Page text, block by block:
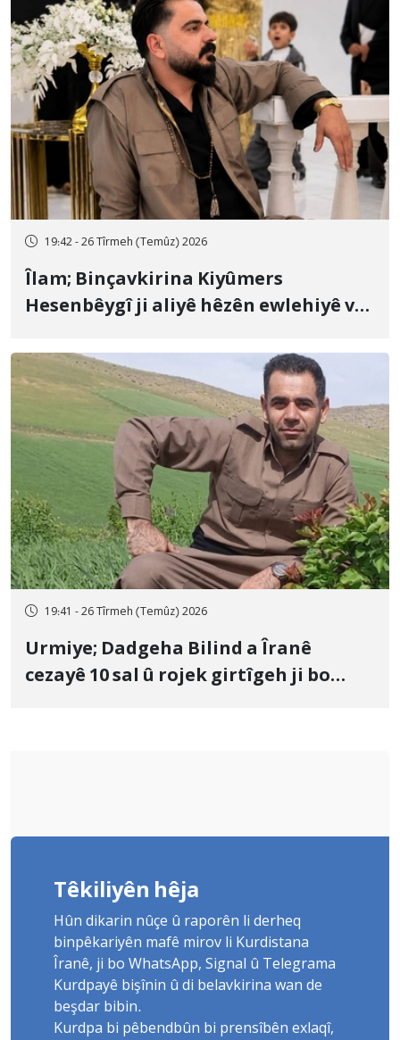
19:42 - 26 Tîrmeh (Temûz) 2026
Îlam; Binçavkirina Kiyûmers
Hesenbêygî ji aliyê hêzên ewlehiyê ve
19:41 - 26 Tîrmeh (Temûz) 2026
Urmiye; Dadgeha Bilind a Îranê
cezayê 10 sal û rojek girtîgeh ji bo
Têkiliyên hêja
Hûn dikarin nûçe û raporên li derheq
binpêkariyên mafê mirov li Kurdistana
Îranê, ji bo WhatsApp, Signal û Telegrama
Kurdpayê bişînin û di belavkirina wan de
beşdar bibin.
Kurdpa bi pêbendbûn bi prensîbên exlaqî,